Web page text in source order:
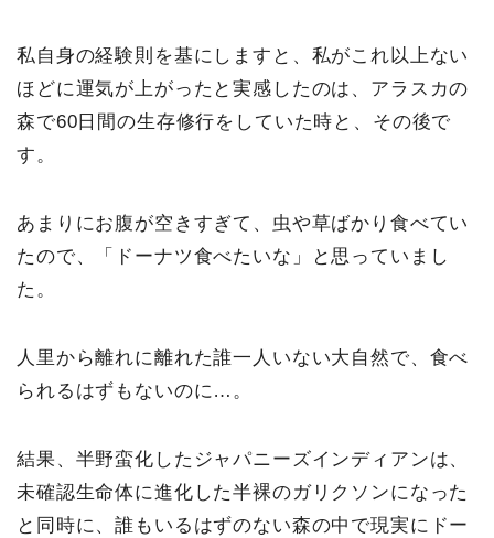
私自身の経験則を基にしますと、私がこれ以上ない
ほどに運気が上がったと実感したのは、アラスカの
森で60日間の生存修行をしていた時と、その後で
す。
あまりにお腹が空きすぎて、虫や草ばかり食べてい
たので、「ドーナツ食べたいな」と思っていまし
た。
人里から離れに離れた誰一人いない大自然で、食べ
られるはずもないのに…。
結果、半野蛮化したジャパニーズインディアンは、
未確認生命体に進化した半裸のガリクソンになった
と同時に、誰もいるはずのない森の中で現実にドー